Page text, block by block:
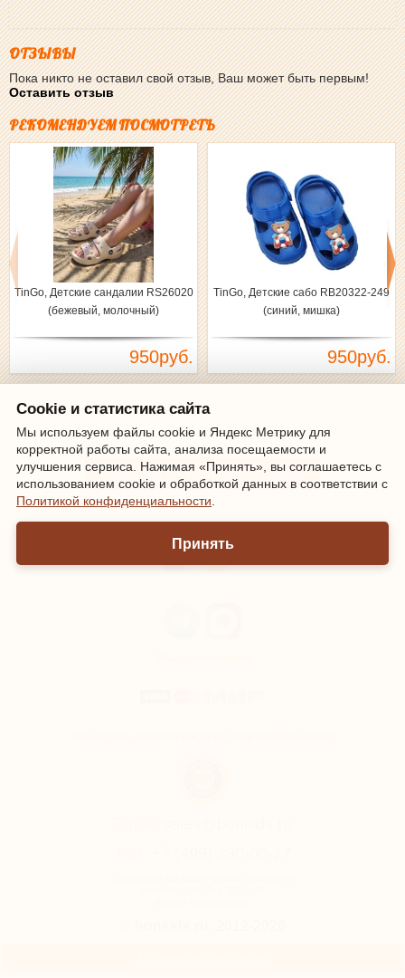
ОТЗЫВЫ
Пока никто не оставил свой отзыв, Ваш может быть первым!
Оставить отзыв
РЕКОМЕНДУЕМ ПОСМОТРЕТЬ
TinGo, Детские сандалии RS26020
(бежевый, молочный)
950руб.
TinGo, Детские сабо RB20322-249
(синий, мишка)
950руб.
Зарегистрироваться | Войти
Информация о доставке и оплате
Cookie и статистика сайта
Мы используем файлы cookie и Яндекс Метрику для
корректной работы сайта, анализа посещаемости и
улучшения сервиса. Нажимая «Принять», вы соглашаетесь с
использованием cookie и обработкой данных в соответствии с
Политикой конфиденциальности.
Принять